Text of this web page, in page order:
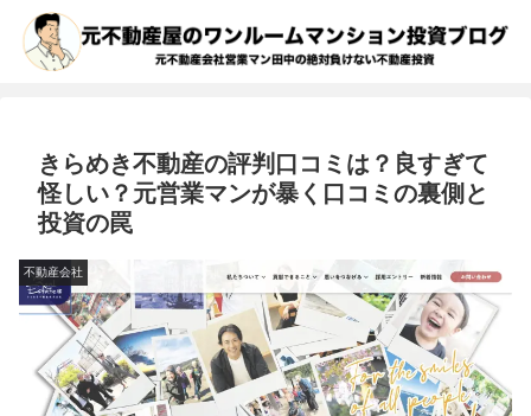
きらめき不動産の評判口コミは？良すぎて
怪しい？元営業マンが暴く口コミの裏側と
投資の罠
不動産会社